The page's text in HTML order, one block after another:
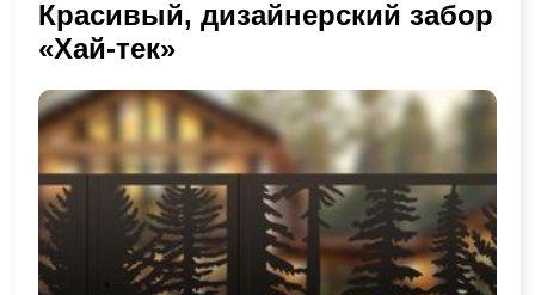
Красивый, дизайнерский забор
«Хай-тек»